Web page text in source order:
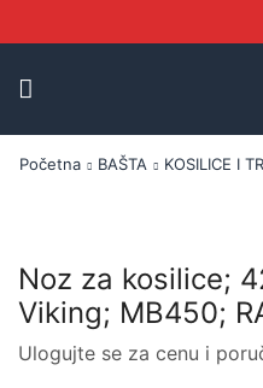
Početna BAŠTA KOSILICE I
Noz za kosilice;
Viking; MB450;
Ulogujte se za cenu i